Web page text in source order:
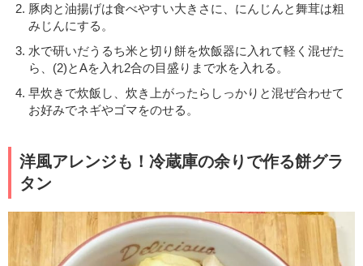
豚肉と油揚げは食べやすい大きさに、にんじんと舞茸は粗
みじんにする。
水で研いだうるち米と切り餅を炊飯器に入れて軽く混ぜた
ら、(2)とAを入れ2合の目盛りまで水を入れる。
早炊きで炊飯し、炊き上がったらしっかりと混ぜ合わせて
お好みでネギやゴマをのせる。
洋風アレンジも！冷蔵庫の余りで作る餅グラ
タン